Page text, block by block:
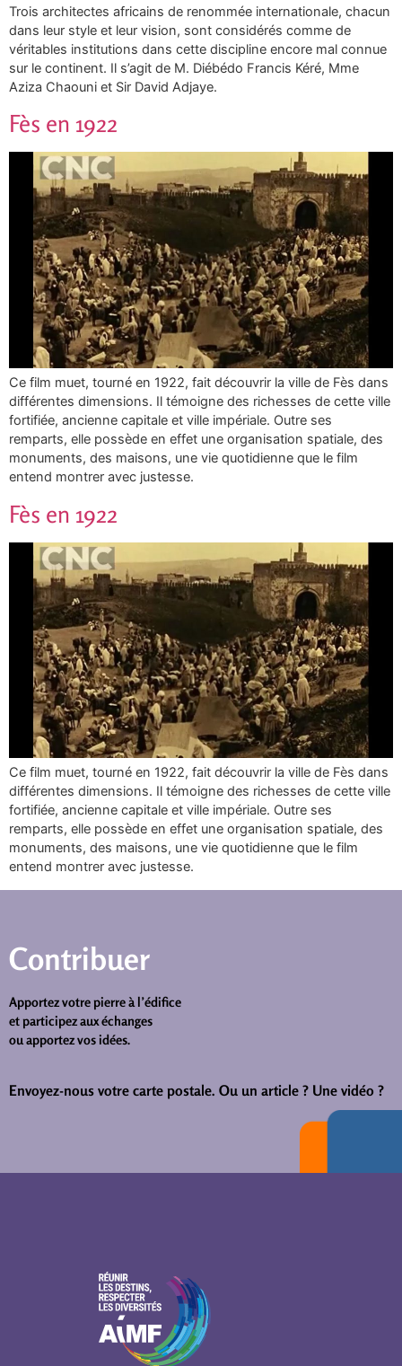
Trois architectes africains de renommée internationale, chacun
dans leur style et leur vision, sont considérés comme de
véritables institutions dans cette discipline encore mal connue
sur le continent. Il s’agit de M. Diébédo Francis Kéré, Mme
Aziza Chaouni et Sir David Adjaye.
Fès en 1922
Ce film muet, tourné en 1922, fait découvrir la ville de Fès dans
différentes dimensions. Il témoigne des richesses de cette ville
fortifiée, ancienne capitale et ville impériale. Outre ses
remparts, elle possède en effet une organisation spatiale, des
monuments, des maisons, une vie quotidienne que le film
entend montrer avec justesse.
Fès en 1922
Ce film muet, tourné en 1922, fait découvrir la ville de Fès dans
différentes dimensions. Il témoigne des richesses de cette ville
fortifiée, ancienne capitale et ville impériale. Outre ses
remparts, elle possède en effet une organisation spatiale, des
monuments, des maisons, une vie quotidienne que le film
entend montrer avec justesse.
Contribuer
Apportez votre pierre à l’édifice
et participez aux échanges
ou apportez vos idées.
Envoyez-nous votre carte postale. Ou un article ? Une vidéo ?